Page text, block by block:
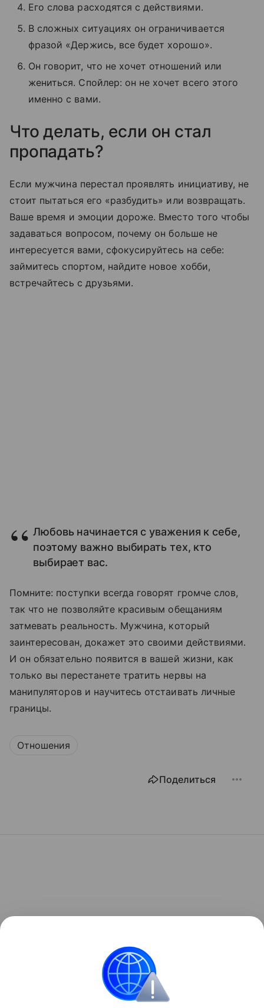
Его слова расходятся с действиями.
В сложных ситуациях он ограничивается
фразой «Держись, все будет хорошо».
Он говорит, что не хочет отношений или
жениться. Спойлер: он не хочет всего этого
именно с вами.
Что делать, если он стал
пропадать?
Если мужчина перестал проявлять инициативу, не
стоит пытаться его «разбудить» или возвращать.
Ваше время и эмоции дороже. Вместо того чтобы
задаваться вопросом, почему он больше не
интересуется вами, сфокусируйтесь на себе:
займитесь спортом, найдите новое хобби,
встречайтесь с друзьями.
Любовь начинается с уважения к себе,
поэтому важно выбирать тех, кто
выбирает вас.
Помните: поступки всегда говорят громче слов,
так что не позволяйте красивым обещаниям
затмевать реальность. Мужчина, который
заинтересован, докажет это своими действиями.
И он обязательно появится в вашей жизни, как
только вы перестанете тратить нервы на
манипуляторов и научитесь отстаивать личные
границы.
Отношения
Поделиться